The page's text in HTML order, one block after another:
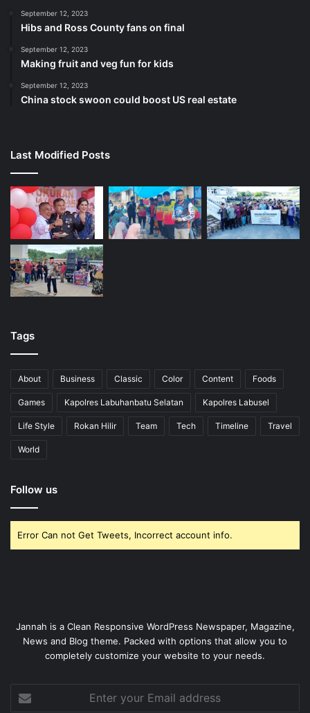
September 12, 2023
Hibs and Ross County fans on final
September 12, 2023
Making fruit and veg fun for kids
September 12, 2023
China stock swoon could boost US real estate
Last Modified Posts
Tags
About Business Classic Color Content Foods
Games Kapolres Labuhanbatu Selatan Kapolres Labusel
Life Style Rokan Hilir Team Tech Timeline Travel
World
Follow us
Error Can not Get Tweets, Incorrect account info.
Jannah is a Clean Responsive WordPress Newspaper, Magazine,
News and Blog theme. Packed with options that allow you to
completely customize your website to your needs.
your